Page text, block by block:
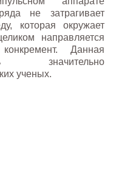
не затрагивает
которая окружает
направляется
Данная
значительно
ученых.